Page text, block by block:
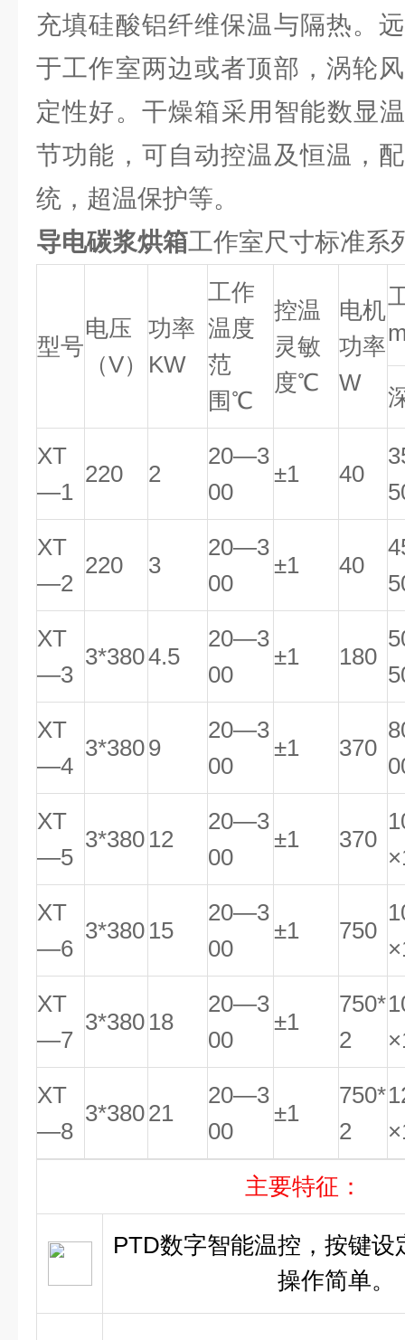
充填硅酸铝纤维保温与隔热。
于工作室两边或者顶部，涡轮
定性好。干燥箱采用智能数显
节功能，可自动控温及恒温，
统，超温保护等。
导电碳浆烘箱工作室尺寸标准系
型号
电压
（V）
功率
KW
工作
温度
范
围℃
控温
灵敏
度℃
电机
功率
W
XT
—1
220 2
20—3
00
±1 40
XT
—2
220 3
20—3
00
±1 40
XT
—3
3*3804.5
20—3
00
±1 180
XT
—4
3*3809
20—3
00
±1 370
XT
—5
3*380 12
20—3
00
±1 370
XT
—6
3*380 15
20—3
00
±1 750
XT
—7
3*380 18
20—3
00
±1
750*
2
XT
—8
3*38021
20—3
00
±1
750*
2
主要特征：
PTD数字智能温控，按键设
操作简单。